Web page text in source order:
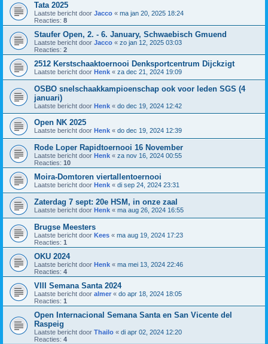
Tata 2025
Laatste bericht door Jacco « ma jan 20, 2025 18:24
Reacties: 8
Staufer Open, 2. - 6. January, Schwaebisch Gmuend
Laatste bericht door Jacco « zo jan 12, 2025 03:03
Reacties: 2
2512 Kerstschaaktoernooi Denksportcentrum Dijckzigt
Laatste bericht door Henk « za dec 21, 2024 19:09
OSBO snelschaakkampioenschap ook voor leden SGS (4
januari)
Laatste bericht door Henk « do dec 19, 2024 12:42
Open NK 2025
Laatste bericht door Henk « do dec 19, 2024 12:39
Rode Loper Rapidtoernooi 16 November
Laatste bericht door Henk « za nov 16, 2024 00:55
Reacties: 10
Moira-Domtoren viertallentoernooi
Laatste bericht door Henk « di sep 24, 2024 23:31
Zaterdag 7 sept: 20e HSM, in onze zaal
Laatste bericht door Henk « ma aug 26, 2024 16:55
Brugse Meesters
Laatste bericht door Kees « ma aug 19, 2024 17:23
Reacties: 1
OKU 2024
Laatste bericht door Henk « ma mei 13, 2024 22:46
Reacties: 4
VIII Semana Santa 2024
Laatste bericht door almer « do apr 18, 2024 18:05
Reacties: 1
Open Internacional Semana Santa en San Vicente del
Raspeig
Laatste bericht door Thailo « di apr 02, 2024 12:20
Reacties: 4